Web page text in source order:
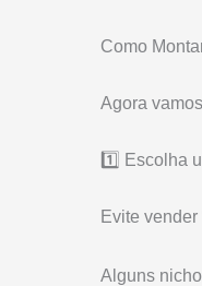
Como
Agora
1️⃣ Escolha
Evite vender
Alguns